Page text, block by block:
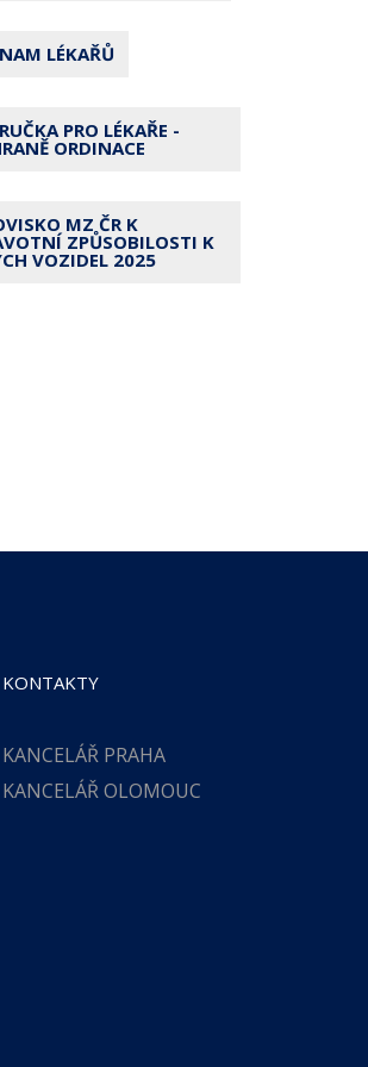
LÉKAŘŮ
PRO LÉKAŘE -
ORDINACE
MZ ČR K
ZPŮSOBILOSTI K
VOZIDEL 2025
KONTAKTY
KANCELÁŘ PRAHA
KANCELÁŘ OLOMOUC